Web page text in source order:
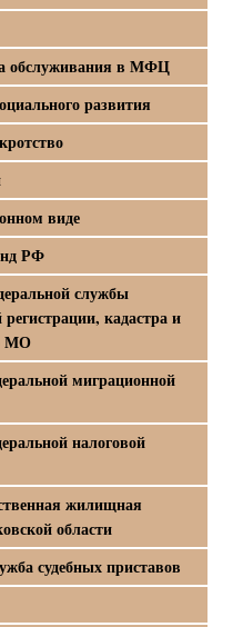
обслуживания в МФЦ
развития
виде
РФ
службы
регистрации, кадастра и
МО
миграционной
налоговой
жилищная
области
судебных приставов